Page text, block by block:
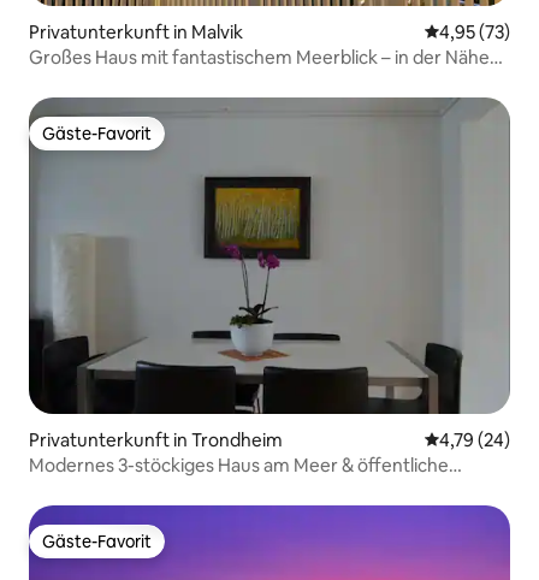
Privatunterkunft in Malvik
4,95 (73)
Großes Haus mit fantastischem Meerblick – in der Nähe
Gäste-Favorit
Gäste-Favorit
Privatunterkunft in Trondheim
4,79 (24)
Modernes 3-stöckiges Haus am Meer & öffentliche
Gäste-Favorit
Gäste-Favorit